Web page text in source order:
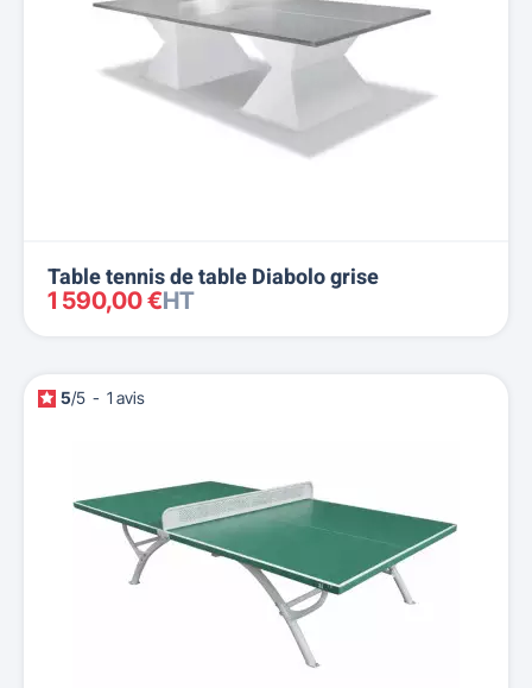
Table tennis de table Diabolo grise
1 590,00 €HT
5/5 - 1 avis